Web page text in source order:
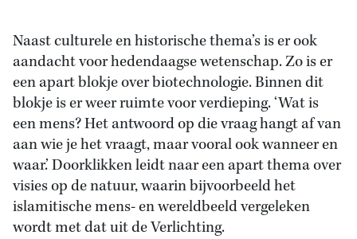
Naast culturele en historische thema’s is er ook
aandacht voor hedendaagse wetenschap. Zo is er
een apart blokje over biotechnologie. Binnen dit
blokje is er weer ruimte voor verdieping. ‘Wat is
een mens? Het antwoord op die vraag hangt af van
aan wie je het vraagt, maar vooral ook wanneer en
waar.’ Doorklikken leidt naar een apart thema over
visies op de natuur, waarin bijvoorbeeld het
islamitische mens- en wereldbeeld vergeleken
wordt met dat uit de Verlichting.